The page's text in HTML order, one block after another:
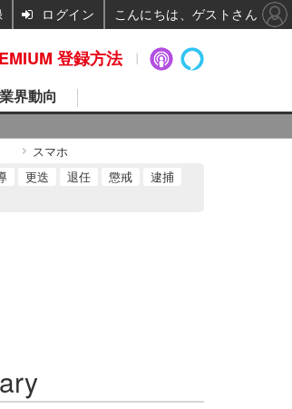
界動向
スマホ
更迭 退任 懲戒
逮捕
登録方法
ログイン こんにちは、ゲストさん